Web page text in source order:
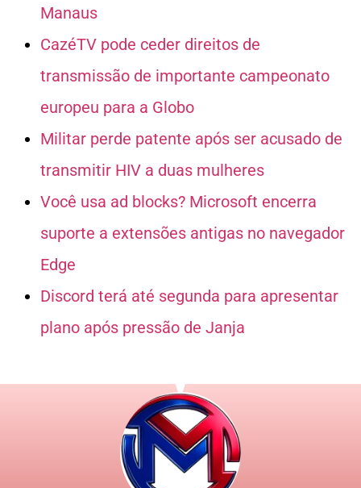
Manaus
CazéTV pode ceder direitos de
transmissão de importante campeonato
europeu para a Globo
Militar perde patente após ser acusado de
transmitir HIV a duas mulheres
Você usa ad blocks? Microsoft encerra
suporte a extensões antigas no navegador
Edge
Discord terá até segunda para apresentar
plano após pressão de Janja